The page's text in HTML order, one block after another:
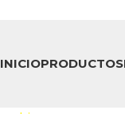
INICIOPRODUCTOS